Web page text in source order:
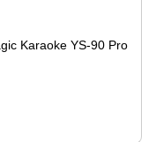
Karaoke YS-90 Pro